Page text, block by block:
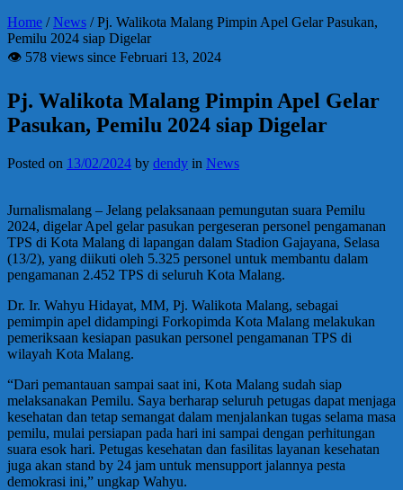
Home /News /Pj. Walikota Malang Pimpin Apel Gelar Pasukan,
Pemilu 2024 siap Digelar
👁 578 views since Februari 13, 2024
Pj. Walikota Malang Pimpin Apel Gelar
Pasukan, Pemilu 2024 siap Digelar
Posted on 13/02/2024 by dendy in News
Jurnalismalang – Jelang pelaksanaan pemungutan suara Pemilu
2024, digelar Apel gelar pasukan pergeseran personel pengamanan
TPS di Kota Malang di lapangan dalam Stadion Gajayana, Selasa
(13/2), yang diikuti oleh 5.325 personel untuk membantu dalam
pengamanan 2.452 TPS di seluruh Kota Malang.
Dr. Ir. Wahyu Hidayat, MM, Pj. Walikota Malang, sebagai
pemimpin apel didampingi Forkopimda Kota Malang melakukan
pemeriksaan kesiapan pasukan personel pengamanan TPS di
wilayah Kota Malang.
“Dari pemantauan sampai saat ini, Kota Malang sudah siap
melaksanakan Pemilu. Saya berharap seluruh petugas dapat menjaga
kesehatan dan tetap semangat dalam menjalankan tugas selama masa
pemilu, mulai persiapan pada hari ini sampai dengan perhitungan
suara esok hari. Petugas kesehatan dan fasilitas layanan kesehatan
juga akan stand by 24 jam untuk mensupport jalannya pesta
demokrasi ini,” ungkap Wahyu.